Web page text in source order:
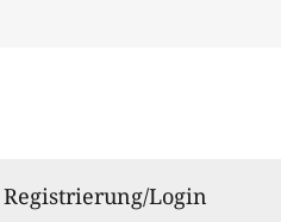
Registrierung/Login